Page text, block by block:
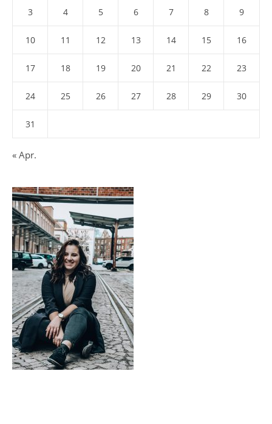
3 4 5 6 7 8 9
10 11 12 13 14 15 16
17 18 19 20 21 22 23
24 25 26 27 28 29 30
31
« Apr.